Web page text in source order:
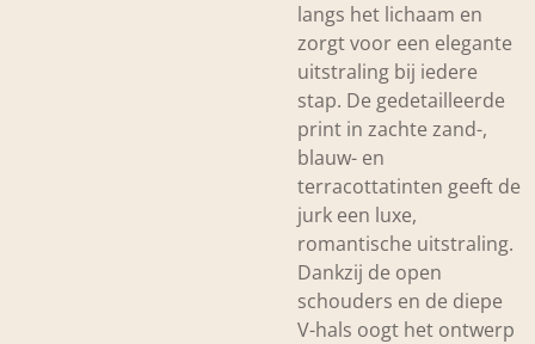
langs het lichaam en
zorgt voor een elegante
uitstraling bij iedere
stap. De gedetailleerde
print in zachte zand-,
blauw- en
terracottatinten geeft de
jurk een luxe,
romantische uitstraling.
Dankzij de open
schouders en de diepe
V-hals oogt het ontwerp